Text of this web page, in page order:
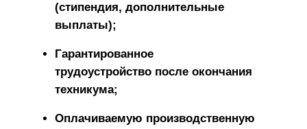
(стипендия, дополнительные
выплаты);
Гарантированное
трудоустройство после окончания
техникума;
Оплачиваемую производственную